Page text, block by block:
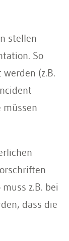
stellen
So
(z.B.
müssen
z.B. bei
dass die